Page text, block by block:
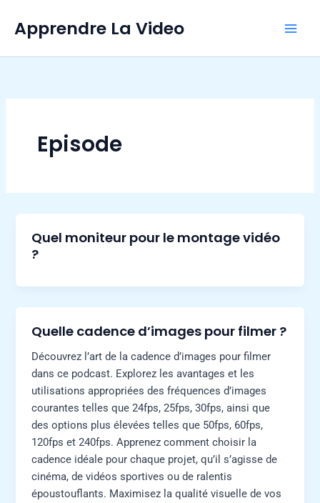
contenu
Apprendre La Video
Episode
Quel moniteur pour le montage vidéo
?
Quelle cadence d’images pour filmer ?
Découvrez l’art de la cadence d’images pour filmer
dans ce podcast. Explorez les avantages et les
utilisations appropriées des fréquences d’images
courantes telles que 24fps, 25fps, 30fps, ainsi que
des options plus élevées telles que 50fps, 60fps,
120fps et 240fps. Apprenez comment choisir la
cadence idéale pour chaque projet, qu’il s’agisse de
cinéma, de vidéos sportives ou de ralentis
époustouflants. Maximisez la qualité visuelle de vos